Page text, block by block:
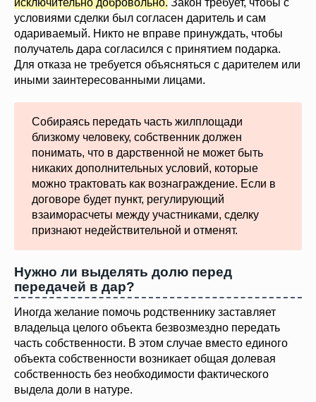
условиями сделки был согласен даритель и сам
одариваемый. Никто не вправе принуждать, чтобы
получатель дара согласился с принятием подарка.
Для отказа не требуется объясняться с дарителем или
иными заинтересованными лицами.
Собираясь передать часть жилплощади
близкому человеку, собственник должен
понимать, что в дарственной не может быть
никаких дополнительных условий, которые
можно трактовать как вознаграждение. Если в
договоре будет пункт, регулирующий
взаиморасчеты между участниками, сделку
признают недействительной и отменят.
Нужно ли выделять долю перед
передачей в дар?
Иногда желание помочь родственнику заставляет
владельца целого объекта безвозмездно передать
часть собственности. В этом случае вместо единого
объекта собственности возникает общая долевая
собственность без необходимости фактического
выдела доли в натуре.